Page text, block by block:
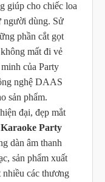
giúp cho chiếc loa
người dùng. Sử
phần cắt gọt
mất đi vẻ
của Party
nghệ DAAS
sản phẩm.
đại, đẹp mắt
Party
dàn âm thanh
sản phẩm xuất
các thương